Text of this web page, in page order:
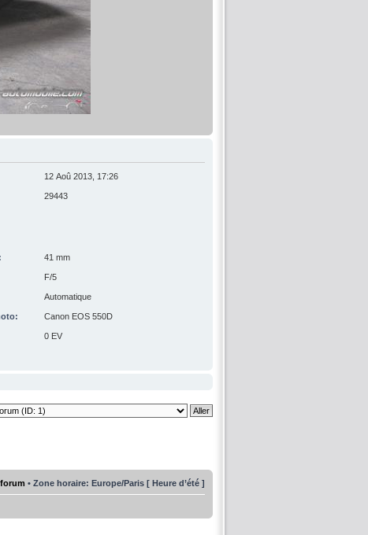
12 Aoû 2013, 17:26
29443
41 mm
F/5
Automatique
Canon EOS 550D
0 EV
• Zone horaire: Europe/Paris [ Heure d’été ]